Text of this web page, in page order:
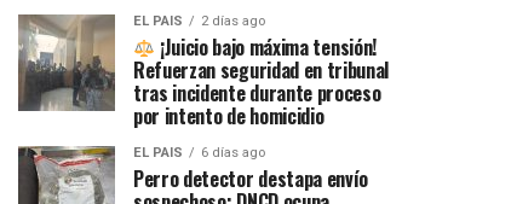
EL PAIS 2 días ago
¡Juicio bajo máxima tensión!
Refuerzan seguridad en tribunal
tras incidente durante proceso
por intento de homicidio
EL PAIS 6 días ago
Perro detector destapa envío